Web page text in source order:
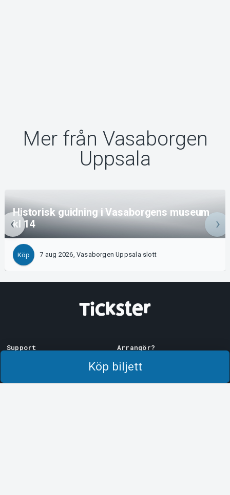
Köp biljett
Mer från Vasaborgen
Uppsala
Historisk guidning i Vasaborgens museum
kl 14
Köp 7 aug 2026, Vasaborgen Uppsala slott
Support
Arrangör?
Logga in i Manager